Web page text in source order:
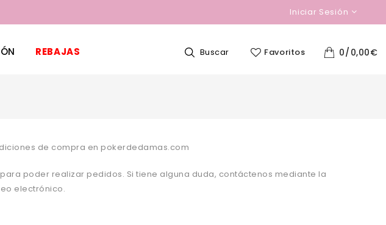
Iniciar Sesión
REBAJAS 0 0,00€
Favoritos
Buscar
de compra en pokerdedamas.com
poder realizar pedidos. Si tiene alguna duda, contáctenos mediante la
electrónico.